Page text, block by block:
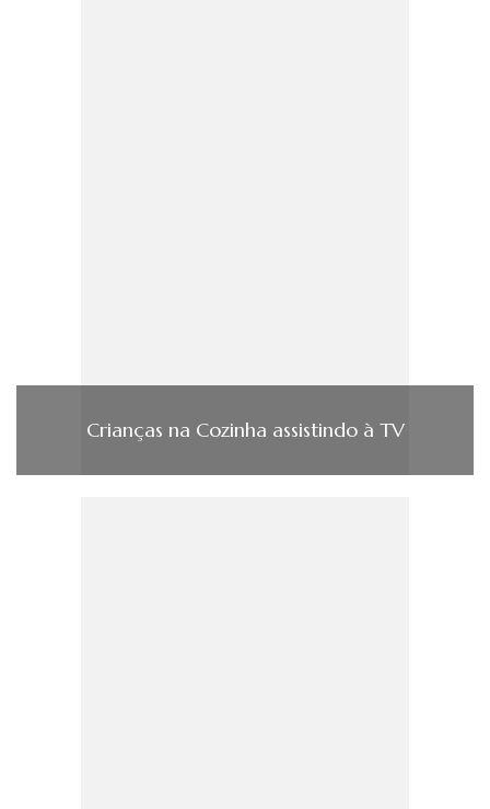
Crianças na Cozinha assistindo à TV